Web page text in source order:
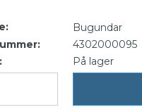
Bugundar
4302000095
På lager